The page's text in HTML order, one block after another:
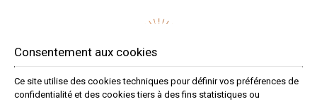
Consentement aux cookies
Ce site utilise des cookies techniques pour définir vos préférences de
confidentialité et des cookies tiers à des fins statistiques ou